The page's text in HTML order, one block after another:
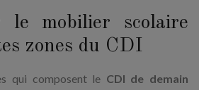
le mobilier scolaire
zones du CDI
qui composent le CDI de demain